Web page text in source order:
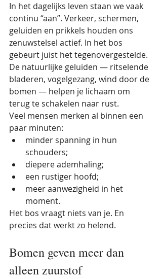
In het dagelijks leven staan we vaak
continu “aan”. Verkeer, schermen,
geluiden en prikkels houden ons
zenuwstelsel actief. In het bos
gebeurt juist het tegenovergestelde.
De natuurlijke geluiden — ritselende
bladeren, vogelgezang, wind door de
bomen — helpen je lichaam om
terug te schakelen naar rust.
Veel mensen merken al binnen een
paar minuten:
minder spanning in hun
schouders;
diepere ademhaling;
een rustiger hoofd;
meer aanwezigheid in het
moment.
Het bos vraagt niets van je. En
precies dat werkt zo helend.
Bomen geven meer dan
alleen zuurstof